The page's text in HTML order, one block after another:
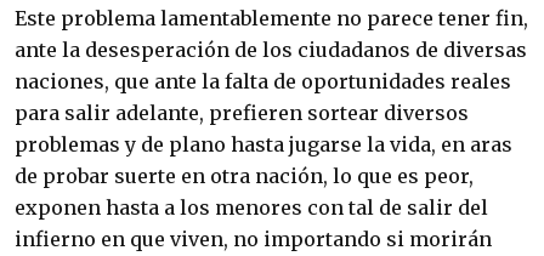
Este problema lamentablemente no parece tener fin,
ante la desesperación de los ciudadanos de diversas
naciones, que ante la falta de oportunidades reales
para salir adelante, prefieren sortear diversos
problemas y de plano hasta jugarse la vida, en aras
de probar suerte en otra nación, lo que es peor,
exponen hasta a los menores con tal de salir del
infierno en que viven, no importando si morirán